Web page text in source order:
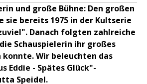
und große Bühne: Den großen
sie bereits 1975 in der Kultserie
Danach folgten zahlreiche
Schauspielerin ihr großes
Wir beleuchten das
Eddie - Spätes Glück"-
Speidel.